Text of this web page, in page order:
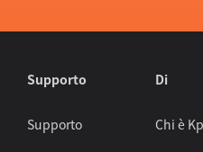
Di
Chi è
Supporto
Supporto